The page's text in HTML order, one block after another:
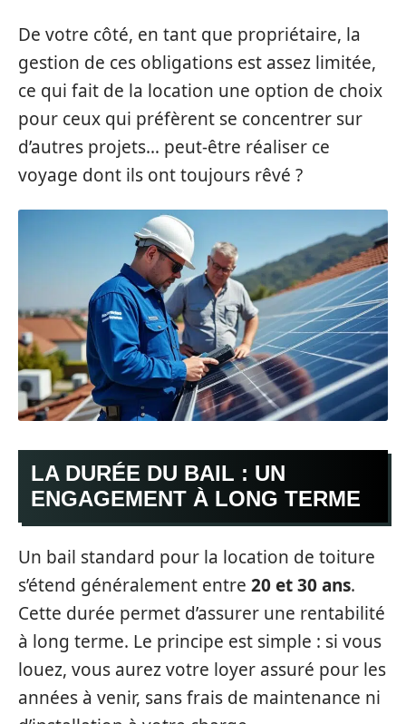
De votre côté, en tant que propriétaire, la
gestion de ces obligations est assez limitée,
ce qui fait de la location une option de choix
pour ceux qui préfèrent se concentrer sur
d’autres projets… peut-être réaliser ce
voyage dont ils ont toujours rêvé ?
LA DURÉE DU BAIL : UN
ENGAGEMENT À LONG TERME
Un bail standard pour la location de toiture
s’étend généralement entre 20 et 30 ans.
Cette durée permet d’assurer une rentabilité
à long terme. Le principe est simple : si vous
louez, vous aurez votre loyer assuré pour les
années à venir, sans frais de maintenance ni